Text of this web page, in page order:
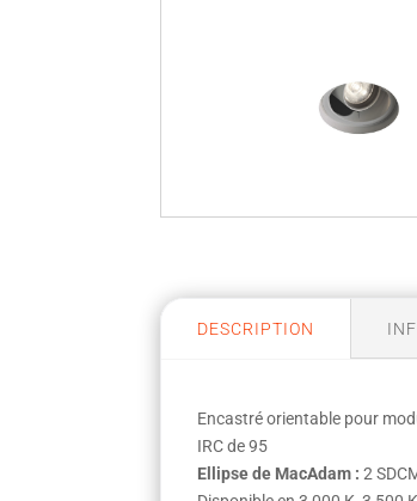
DESCRIPTION
Encastré orientable pour
IRC de 95
Ellipse de MacAdam : 2